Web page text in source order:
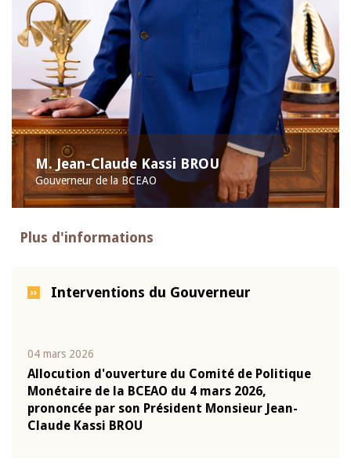
M. Jean-Claude Kassi BROU
Gouverneur de la BCEAO
Plus d'informations
Interventions du Gouverneur
04 mars 2026
Allocution d'ouverture du Comité de Politique
Monétaire de la BCEAO du 4 mars 2026,
prononcée par son Président Monsieur Jean-
Claude Kassi BROU